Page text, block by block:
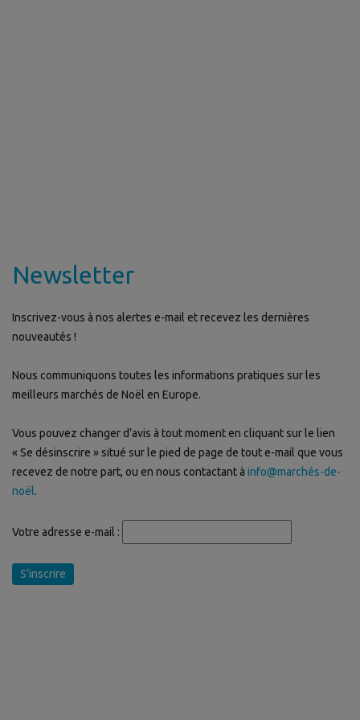
Newsletter
Inscrivez-vous à nos alertes e-mail et recevez les dernières
nouveautés !
Nous communiquons toutes les informations pratiques sur les
meilleurs marchés de Noël en Europe.
Vous pouvez changer d’avis à tout moment en cliquant sur le lien
« Se désinscrire » situé sur le pied de page de tout e-mail que vous
recevez de notre part, ou en nous contactant à info@marchés-de-
noël.
Votre adresse e-mail :
S’inscrire